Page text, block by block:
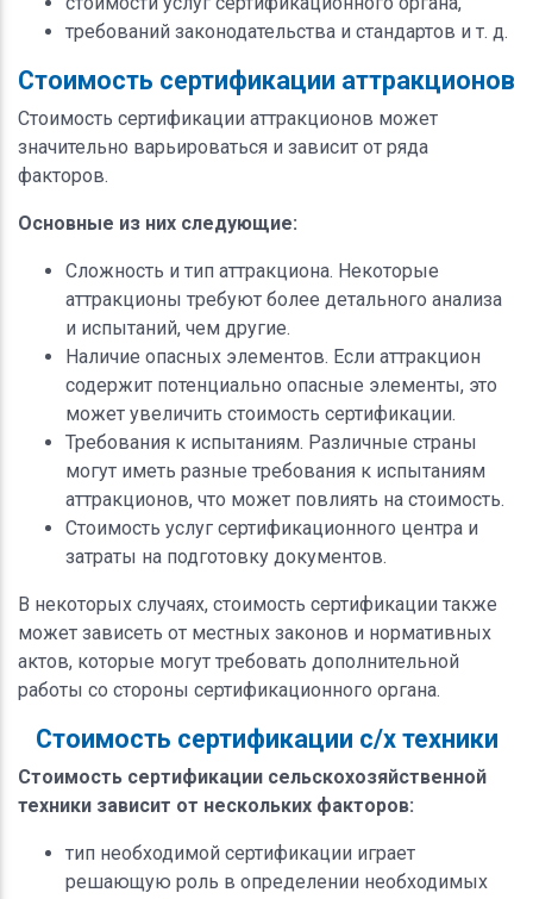
требований законодательства и стандартов и т. д.
Стоимость сертификации аттракционов
Стоимость сертификации аттракционов может
значительно варьироваться и зависит от ряда
факторов.
Основные из них следующие:
Сложность и тип аттракциона. Некоторые
аттракционы требуют более детального анализа
и испытаний, чем другие.
Наличие опасных элементов. Если аттракцион
содержит потенциально опасные элементы, это
может увеличить стоимость сертификации.
Требования к испытаниям. Различные страны
могут иметь разные требования к испытаниям
аттракционов, что может повлиять на стоимость.
Стоимость услуг сертификационного центра и
затраты на подготовку документов.
В некоторых случаях, стоимость сертификации также
может зависеть от местных законов и нормативных
актов, которые могут требовать дополнительной
работы со стороны сертификационного органа.
Стоимость сертификации с/х техники
Стоимость сертификации сельскохозяйственной
техники зависит от нескольких факторов:
тип необходимой сертификации играет
решающую роль в определении необходимых